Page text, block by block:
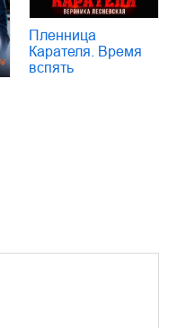
Пленница
Карателя. Время
вспять